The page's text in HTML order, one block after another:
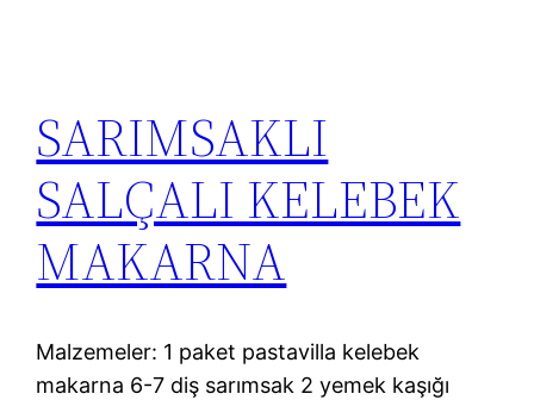
SARIMSAKLI
SALÇALI KELEBEK
MAKARNA
Malzemeler: 1 paket pastavilla kelebek
makarna 6-7 diş sarımsak 2 yemek kaşığı